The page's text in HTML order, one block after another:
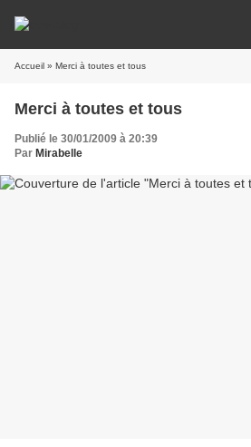
Accueil » Merci à toutes et tous
Merci à toutes et tous
Publié le 30/01/2009 à 20:39
Par Mirabelle